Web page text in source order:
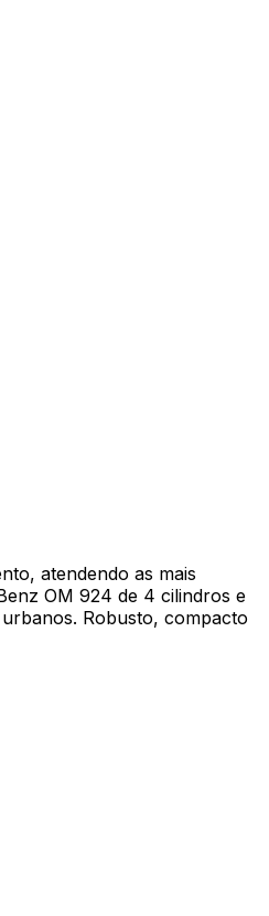
atendendo as mais
OM 924 de 4 cilindros e
Robusto, compacto